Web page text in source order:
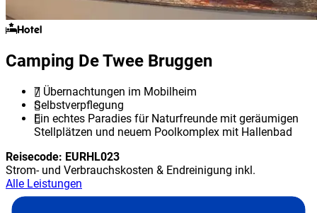
Hotel
Camping De Twee Bruggen
7 Übernachtungen im Mobilheim
Selbstverpflegung
Ein echtes Paradies für Naturfreunde mit geräumigen
Stellplätzen und neuem Poolkomplex mit Hallenbad
Reisecode: EURHL023
Strom- und Verbrauchskosten & Endreinigung inkl.
Alle Leistungen